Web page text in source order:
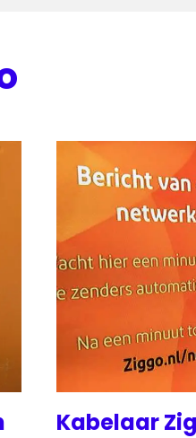
Kabelaar